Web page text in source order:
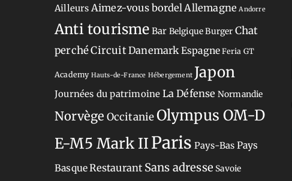
Ailleurs Aimez-vous bordelAllemagne Andorre
Anti tourisme Bar BelgiqueBurger Chat
perchéCircuitDanemarkEspagne Feria GT
Academy Hauts-de-France Hébergement Japon
Journées du patrimoine La Défense Normandie
Norvège OccitanieOlympus OM-D
E-M5 Mark IIParis Pays-Bas Pays
BasqueRestaurant Sans adresse Savoie